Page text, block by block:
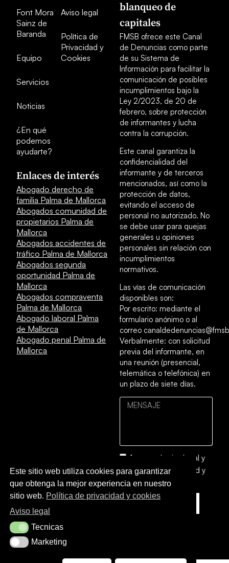
Font Mora
Sainz de
Baranda
Equipo
Servicios
Noticias
¿En qué
podemos
ayudarte?
Aviso legal
Política de
Privacidad y
Cookies
Enlaces de interés
Abogado derecho de
familia Palma de Mallorca
Abogados comunidad de
propietarios Palma de
Mallorca
Abogados accidentes de
tráfico Palma de Mallorca
Abogados segunda
oportunidad Palma de
Mallorca
Abogados compraventa
Palma de Mallorca
Abogado laboral Palma
de Mallorca
Abogado penal Palma de
Mallorca
blanqueo de
capitales
FMSB ofrece este Canal
de Denuncias como parte
de su Sistema de
Información para facilitar la
comunicación de posibles
incumplimientos bajo la
Ley 2/2023, de 20 de
febrero, sobre protección
de informantes y lucha
contra la corrupción.
Este canal garantiza la
confidencialidad del
informante y de terceros
mencionados, así como la
protección de datos,
evitando el acceso de
personal no autorizado. No
se debe usar para quejas
generales u opiniones
personales sin relación con
incumplimientos
normativos.
Las vías de comunicación
disponibles son:
Por escrito: mediante el
formulario anónimo o al
correo
Verbalmente: con solicitud
previa del informante, en
una reunión (presencial,
telemática o telefónica) en
un plazo de siete días.
Acepto el aviso legal y
lapolítica de privacidad y
cookies
Este sitio web utiliza cookies para garantizar
que obtenga la mejor experiencia en nuestro
sitio web. Política de privacidad y cookies
Aviso legal
TecnicasTecnicas
MarketingMarketing